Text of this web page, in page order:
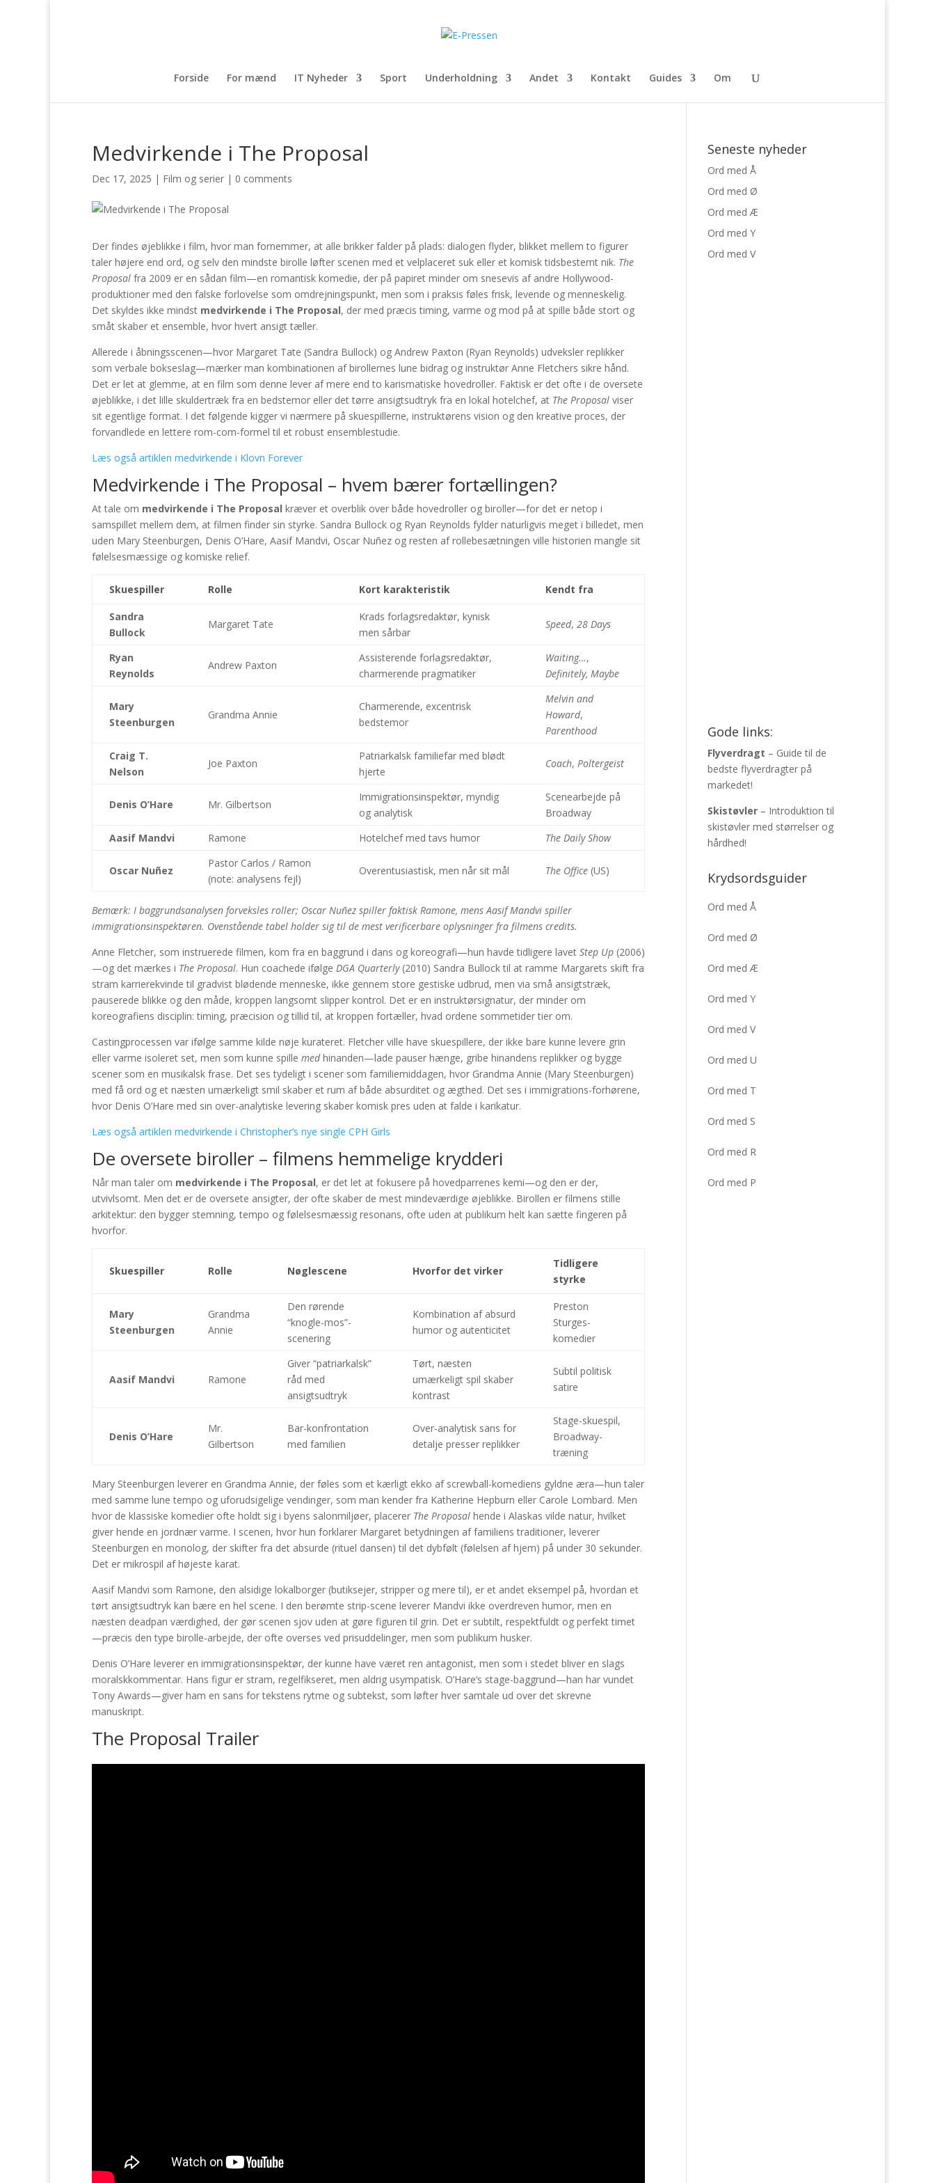
Forside For mænd IT Nyheder Sport Underholdning Andet Kontakt Guides Om
Medvirkende i The Proposal
Dec 17, 2025 | Film og serier | 0 comments
Der findes øjeblikke i film, hvor man fornemmer, at alle brikker falder på plads: dialogen flyder, blikket mellem to figurer
taler højere end ord, og selv den mindste birolle løfter scenen med et velplaceret suk eller et komisk tidsbestemt nik. The
Proposal fra 2009 er en sådan film—en romantisk komedie, der på papiret minder om snesevis af andre Hollywood-
produktioner med den falske forlovelse som omdrejningspunkt, men som i praksis føles frisk, levende og menneskelig.
Det skyldes ikke mindst medvirkende i The Proposal, der med præcis timing, varme og mod på at spille både stort og
småt skaber et ensemble, hvor hvert ansigt tæller.
Allerede i åbningsscenen—hvor Margaret Tate (Sandra Bullock) og Andrew Paxton (Ryan Reynolds) udveksler replikker
som verbale bokseslag—mærker man kombinationen af birollernes lune bidrag og instruktør Anne Fletchers sikre hånd.
Det er let at glemme, at en film som denne lever af mere end to karismatiske hovedroller. Faktisk er det ofte i de oversete
øjeblikke, i det lille skuldertræk fra en bedstemor eller det tørre ansigtsudtryk fra en lokal hotelchef, at The Proposal viser
sit egentlige format. I det følgende kigger vi nærmere på skuespillerne, instruktørens vision og den kreative proces, der
forvandlede en lettere rom-com-formel til et robust ensemblestudie.
Læs også artiklen medvirkende i Klovn Forever
Medvirkende i The Proposal – hvem bærer fortællingen?
At tale om medvirkende i The Proposal kræver et overblik over både hovedroller og biroller—for det er netop i
samspillet mellem dem, at filmen finder sin styrke. Sandra Bullock og Ryan Reynolds fylder naturligvis meget i billedet, men
uden Mary Steenburgen, Denis O’Hare, Aasif Mandvi, Oscar Nuñez og resten af rollebesætningen ville historien mangle sit
følelsesmæssige og komiske relief.
Skuespiller Rolle Kort karakteristik Kendt fra
Sandra
Bullock
Margaret Tate
Krads forlagsredaktør, kynisk
men sårbar
Speed, 28 Days
Ryan
Reynolds
Andrew Paxton
Assisterende forlagsredaktør,
charmerende pragmatiker
Waiting…,
Definitely, Maybe
Mary
Steenburgen
Grandma Annie
Charmerende, excentrisk
bedstemor
Melvin and
Howard,
Parenthood
Craig T.
Nelson
Joe Paxton
Patriarkalsk familiefar med blødt
hjerte
Coach, Poltergeist
Denis O’Hare Mr. Gilbertson
Immigrationsinspektør, myndig
og analytisk
Scenearbejde på
Broadway
Aasif Mandvi
Ramone Hotelchef med tavs humor The Daily Show
Oscar Nuñez
Pastor Carlos / Ramon
(note: analysens fejl)
Overentusiastisk, men når sit mål The Office (US)
Bemærk: I baggrundsanalysen forveksles roller; Oscar Nuñez spiller faktisk Ramone, mens Aasif Mandvi spiller
immigrationsinspektøren. Ovenstående tabel holder sig til de mest verificerbare oplysninger fra filmens credits.
Anne Fletcher, som instruerede filmen, kom fra en baggrund i dans og koreografi—hun havde tidligere lavet Step Up (2006)
—og det mærkes i The Proposal. Hun coachede ifølge DGA Quarterly(2010) Sandra Bullock til at ramme Margarets skift fra
stram karrierekvinde til gradvist blødende menneske, ikke gennem store gestiske udbrud, men via små ansigtstræk,
pauserede blikke og den måde, kroppen langsomt slipper kontrol. Det er en instruktørsignatur, der minder om
koreografiens disciplin: timing, præcision og tillid til, at kroppen fortæller, hvad ordene sommetider tier om.
Castingprocessen var ifølge samme kilde nøje kurateret. Fletcher ville have skuespillere, der ikke bare kunne levere grin
eller varme isoleret set, men som kunne spille medhinanden—lade pauser hænge, gribe hinandens replikker og bygge
scener som en musikalsk frase. Det ses tydeligt i scener som familiemiddagen, hvor Grandma Annie (Mary Steenburgen)
med få ord og et næsten umærkeligt smil skaber et rum af både absurditet og ægthed. Det ses i immigrations-forhørene,
hvor Denis O’Hare med sin over-analytiske levering skaber komisk pres uden at falde i karikatur.
Læs også artiklen medvirkende i Christopher’s nye single CPH Girls
De oversete biroller – filmens hemmelige krydderi
Når man taler om medvirkende i The Proposal, er det let at fokusere på hovedparrenes kemi—og den er der,
utvivlsomt. Men det er de oversete ansigter, der ofte skaber de mest mindeværdige øjeblikke. Birollen er filmens stille
arkitektur: den bygger stemning, tempo og følelsesmæssig resonans, ofte uden at publikum helt kan sætte fingeren på
hvorfor.
Skuespiller Rolle Nøglescene Hvorfor det virker
Tidligere
styrke
Mary
Steenburgen
Grandma
Annie
Den rørende
“knogle-mos”-
scenering
Kombination af absurd
humor og autenticitet
Preston
Sturges-
komedier
Aasif Mandvi Ramone
Giver “patriarkalsk”
råd med
ansigtsudtryk
Tørt, næsten
umærkeligt spil skaber
kontrast
Subtil politisk
satire
Denis O’Hare
Mr.
Gilbertson
Bar-konfrontation
med familien
Over-analytisk sans for
detalje presser replikker
Stage-skuespil,
Broadway-
træning
Mary Steenburgen leverer en Grandma Annie, der føles som et kærligt ekko af screwball-komediens gyldne æra—hun taler
med samme lune tempo og uforudsigelige vendinger, som man kender fra Katherine Hepburn eller Carole Lombard. Men
hvor de klassiske komedier ofte holdt sig i byens salonmiljøer, placerer The Proposal hende i Alaskas vilde natur, hvilket
giver hende en jordnær varme. I scenen, hvor hun forklarer Margaret betydningen af familiens traditioner, leverer
Steenburgen en monolog, der skifter fra det absurde (rituel dansen) til det dybfølt (følelsen af hjem) på under 30 sekunder.
Det er mikrospil af højeste karat.
Aasif Mandvi som Ramone, den alsidige lokalborger (butiksejer, stripper og mere til), er et andet eksempel på, hvordan et
tørt ansigtsudtryk kan bære en hel scene. I den berømte strip-scene leverer Mandvi ikke overdreven humor, men en
næsten deadpan værdighed, der gør scenen sjov uden at gøre figuren til grin. Det er subtilt, respektfuldt og perfekt timet
—præcis den type birolle-arbejde, der ofte overses ved prisuddelinger, men som publikum husker.
Denis O’Hare leverer en immigrationsinspektør, der kunne have været ren antagonist, men som i stedet bliver en slags
moralskkommentar. Hans figur er stram, regelfikseret, men aldrig usympatisk. O’Hare’s stage-baggrund—han har vundet
Tony Awards—giver ham en sans for tekstens rytme og subtekst, som løfter hver samtale ud over det skrevne
manuskript.
The Proposal Trailer
Seneste nyheder
Ord med Å
Ord med Ø
Ord med Æ
Ord med Y
Ord med V
Gode links:
Flyverdragt – Guide til de
bedste flyverdragter på
markedet!
Skistøvler – Introduktion til
skistøvler med størrelser og
hårdhed!
Krydsordsguider
Ord med Å
Ord med Ø
Ord med Æ
Ord med Y
Ord med V
Ord med U
Ord med T
Ord med S
Ord med R
Ord med P